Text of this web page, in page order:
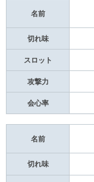
名前
切れ味
スロット
攻撃力
会心率
名前
切れ味